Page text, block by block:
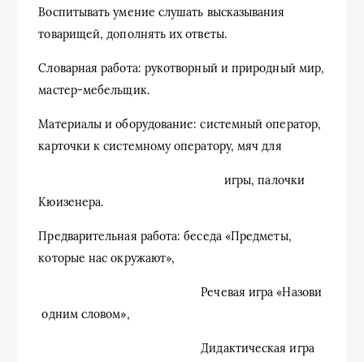
Воспитывать умение слушать высказывания
товарищей, дополнять их ответы.
Словарная работа: рукотворный и природный мир,
мастер-мебельщик.
Материалы и оборудование: системный оператор,
карточки к системному оператору, мяч для
игры, палочки
Кюизенера.
Предварительная работа: беседа «Предметы,
которые нас окружают»,
Речевая игра «Назови
одним словом»,
Дидактическая игра